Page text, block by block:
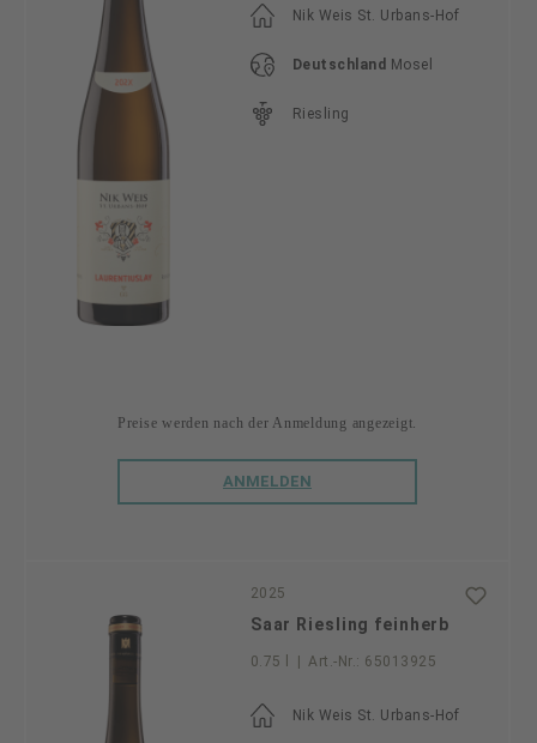
Nik Weis St. Urbans-Hof
Deutschland Mosel
Riesling
Preise werden nach der Anmeldung angezeigt.
ANMELDEN
2025
Saar Riesling feinherb
0.75 l Art.-Nr.: 65013925
Nik Weis St. Urbans-Hof